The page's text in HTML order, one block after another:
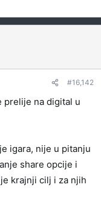
#16,142
prelije na digital u
igara, nije u pitanju
share opcije i
krajnji cilj i za njih